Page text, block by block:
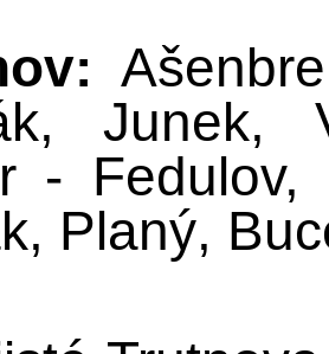
Junek,
- Fedulov,
Planý,